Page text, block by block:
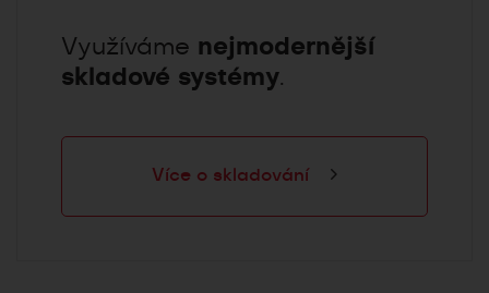
Využíváme nejmodernější
skladové systémy.
Více o skladování